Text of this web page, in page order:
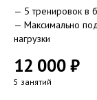
— 5 тренировок в
— Максимально
нагрузки
12 000 ₽
5 занятий